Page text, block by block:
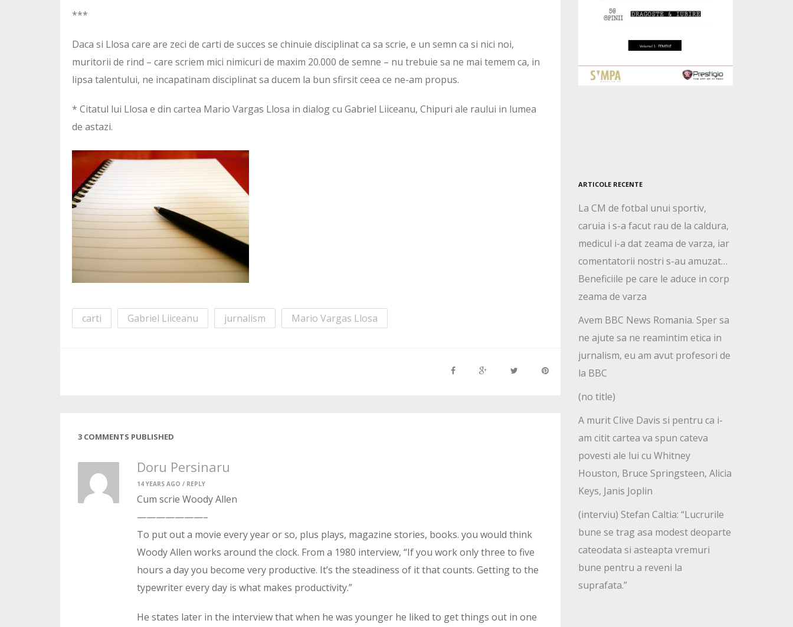
***
Daca si Llosa care are zeci de carti de succes se chinuie disciplinat ca sa scrie, e un semn ca si nici noi,
muritorii de rind – care scriem mici nimicuri de maxim 20.000 de semne – nu trebuie sa ne mai temem ca, in
lipsa talentului, ne incapatinam disciplinat sa ducem la bun sfirsit ceea ce ne-am propus.
* Citatul lui Llosa e din cartea Mario Vargas Llosa in dialog cu Gabriel Liiceanu, Chipuri ale raului in lumea
de astazi.
carti Gabriel Liiceanu jurnalism Mario Vargas Llosa
3 COMMENTS PUBLISHED
Doru Persinaru
14 YEARS AGO / REPLY
Cum scrie Woody Allen
———————–
To put out a movie every year or so, plus plays, magazine stories, books. you would think
Woody Allen works around the clock. From a 1980 interview, “If you work only three to five
hours a day you become very productive. It’s the steadiness of it that counts. Getting to the
typewriter every day is what makes productivity.”
He states later in the interview that when he was younger he liked to get things out in one
ARTICOLE RECENTE
La CM de fotbal unui sportiv,
caruia i s-a facut rau de la caldura,
medicul i-a dat zeama de varza, iar
comentatorii nostri s-au amuzat…
Beneficiile pe care le aduce in corp
zeama de varza
Avem BBC News Romania. Sper sa
ne ajute sa ne reamintim etica in
jurnalism, eu am avut profesori de
la BBC
(no title)
A murit Clive Davis si pentru ca i-
am citit cartea va spun cateva
povesti ale lui cu Whitney
Houston, Bruce Springsteen, Alicia
Keys, Janis Joplin
(interviu) Stefan Caltia: “Lucrurile
bune se trag asa modest deoparte
cateodata si asteapta vremuri
bune pentru a reveni la
suprafata.”